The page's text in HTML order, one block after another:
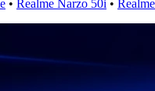
• Realme Narzo 50i •